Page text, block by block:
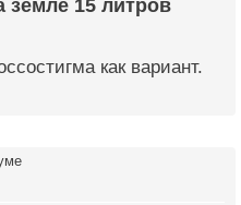
как вариант.